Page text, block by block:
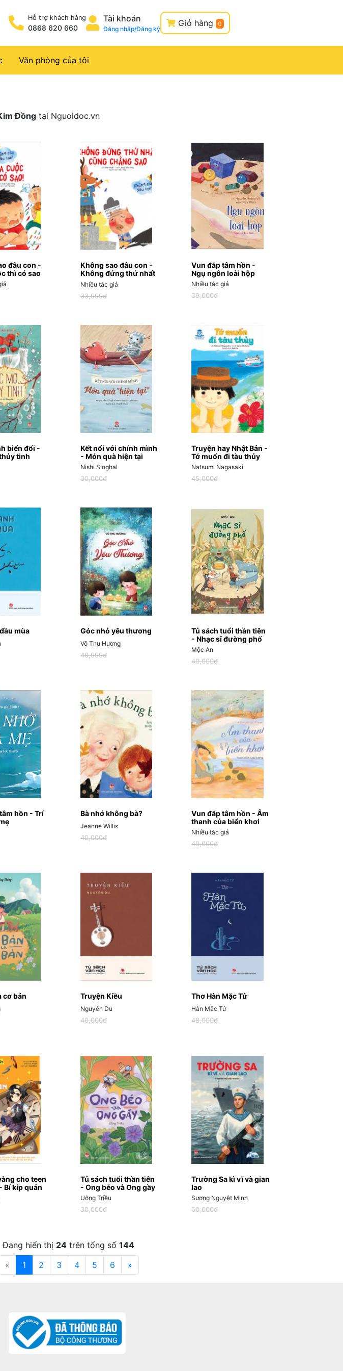
Hỗ trợ khách hàng
0868 620 660
Tài khoản
Đăng nhập/Đăng ký
Giỏ hàng 0
Văn phòng của tôi
Đồngtại Nguoidoc.vn
đâu con -
thì có sao
Không sao đâu con -
Không đứng thứ nhất
cũng chẳng sao
Nhiều tác giả
33,000đ
Vun đắp tâm hồn -
Ngụ ngôn loài hộp
Nhiều tác giả
39,000đ
biến đổi -
tinh
Kết nối với chính mình
- Món quà hiện tại
Nishi Singhal
30,000đ
Truyện hay Nhật Bản -
Tớ muốn đi tàu thủy
Natsumi Nagasaki
45,000đ
mùa Góc nhỏ yêu thương
Võ Thu Hương
40,000đ
Tủ sách tuổi thần tiên
- Nhạc sĩ đường phố
Mộc An
40,000đ
hồn - Trí
Bà nhớ không bà?
Jeanne Willis
40,000đ
Vun đắp tâm hồn - Âm
thanh của biển khơi
Nhiều tác giả
40,000đ
cơ bản Truyện Kiều
Nguyễn Du
40,000đ
Thơ Hàn Mặc Tử
Hàn Mặc Tử
48,000đ
cho teen
Bí kíp quản
Tủ sách tuổi thần tiên
- Ong béo và Ong gầy
Uông Triều
30,000đ
Trường Sa kì vĩ và gian
lao
Sương Nguyệt Minh
50,000đ
Đang hiển thị 24 trên tổng số144
«
1 2 3 4 5 6 »